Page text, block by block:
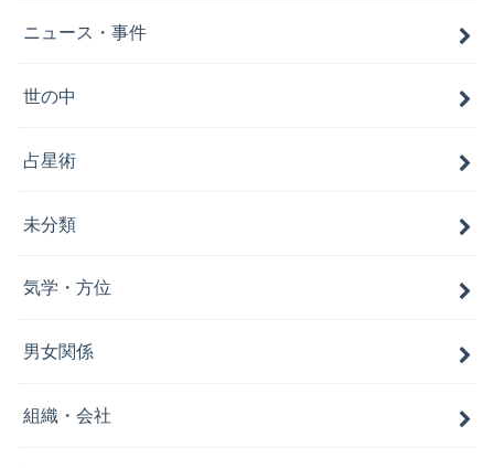
ニュース・事件
世の中
占星術
未分類
気学・方位
男女関係
組織・会社